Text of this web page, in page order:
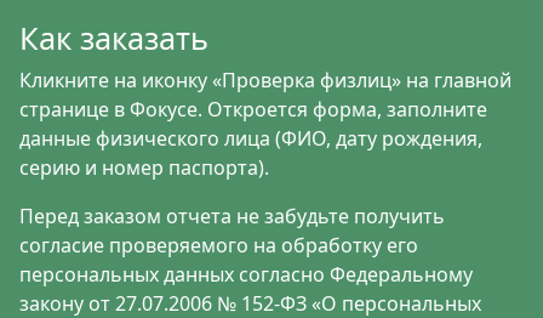
Как заказать
Кликните на иконку «Проверка физлиц» на главной
странице в Фокусе. Откроется форма, заполните
данные физического лица (ФИО, дату рождения,
серию и номер паспорта).
Перед заказом отчета не забудьте получить
согласие проверяемого на обработку его
персональных данных согласно Федеральному
закону от 27.07.2006 № 152-ФЗ «О персональных